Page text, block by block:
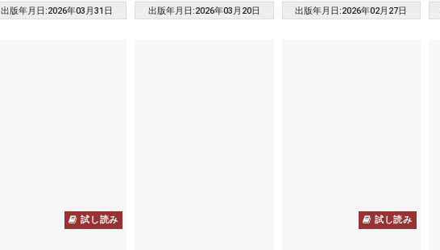
出版年月日:2026年03月31日 出版年月日:2026年03月20日 出版年月日:2026年02月27日
試し読み 試し読み